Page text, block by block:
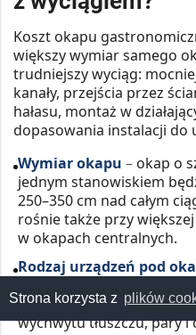
Strona korzysta z plików
Koszt okapu
większy wymiar samego
trudniejszy wyciąg:
kanały, przejścia przez
hałasu, montaż w
dopasowania instalacji do
Wymiar okapu – okap o
jednym stanowiskiem
250–350 cm nad całym
rośnie także przy
w okapach centralnych.
Rodzaj urządzeń pod
kuchnia gazowa,
intensywne smażenie
wychwytu tłuszczu, pary i